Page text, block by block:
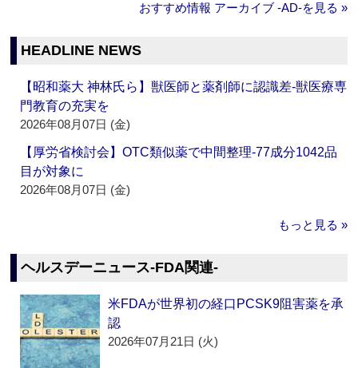
おすすめ情報 アーカイブ ‐AD‐を見る »
HEADLINE NEWS
【昭和薬大 神林氏ら】獣医師と薬剤師に認識差‐獣医療専
門教育の充実を
2026年08月07日 (金)
【厚労省検討会】OTC類似薬で中間整理‐77成分1042品
目が対象に
2026年08月07日 (金)
もっと見る »
ヘルスデーニュース‐FDA関連‐
米FDAが世界初の経口PCSK9阻害薬を承
認
2026年07月21日 (火)